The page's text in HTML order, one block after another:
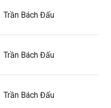
Trần Bách Đấu
Trần Bách Đấu
Trần Bách Đấu